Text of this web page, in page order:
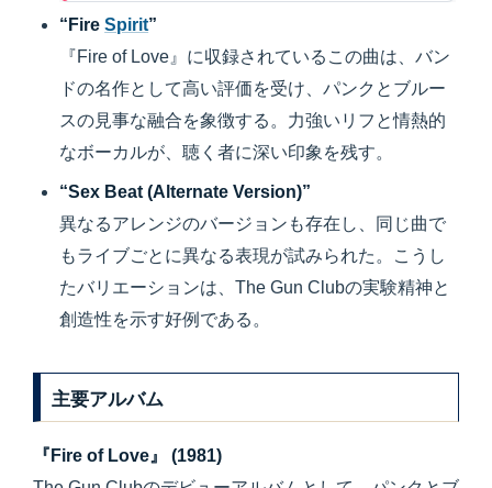
“FireSpirit”
『Fire of Love』に収録されているこの曲は、バン
ドの名作として高い評価を受け、パンクとブルー
スの見事な融合を象徴する。力強いリフと情熱的
なボーカルが、聴く者に深い印象を残す。
“Sex Beat (Alternate Version)”
異なるアレンジのバージョンも存在し、同じ曲で
もライブごとに異なる表現が試みられた。こうし
たバリエーションは、The Gun Clubの実験精神と
創造性を示す好例である。
主要アルバム
『Fire of Love』 (1981)